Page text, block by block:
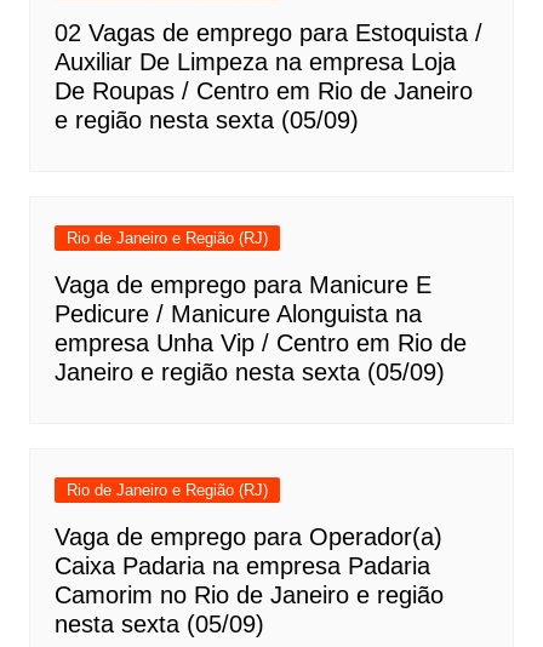
02 Vagas de emprego para Estoquista /
Auxiliar De Limpeza na empresa Loja
De Roupas / Centro em Rio de Janeiro
e região nesta sexta (05/09)
Rio de Janeiro e Região (RJ)
Vaga de emprego para Manicure E
Pedicure / Manicure Alonguista na
empresa Unha Vip / Centro em Rio de
Janeiro e região nesta sexta (05/09)
Rio de Janeiro e Região (RJ)
Vaga de emprego para Operador(a)
Caixa Padaria na empresa Padaria
Camorim no Rio de Janeiro e região
nesta sexta (05/09)